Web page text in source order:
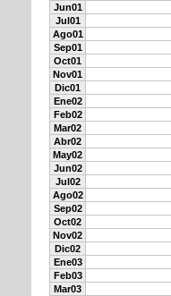
Jun01
Jul01
Ago01
Sep01
Oct01
Nov01
Dic01
Ene02
Feb02
Mar02
Abr02
May02
Jun02
Jul02
Ago02
Sep02
Oct02
Nov02
Dic02
Ene03
Feb03
Mar03